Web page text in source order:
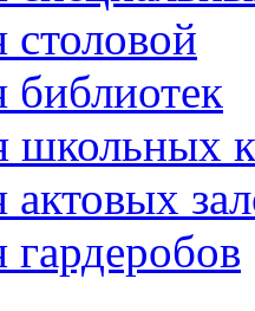
библиотек